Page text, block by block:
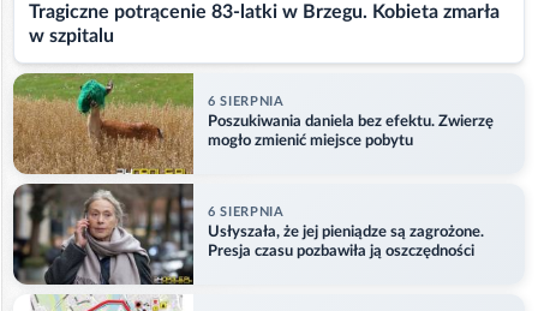
Tragiczne potrącenie 83-latki w Brzegu. Kobieta zmarła
w szpitalu
6 SIERPNIA
Poszukiwania daniela bez efektu. Zwierzę
mogło zmienić miejsce pobytu
6 SIERPNIA
Usłyszała, że jej pieniądze są zagrożone.
Presja czasu pozbawiła ją oszczędności